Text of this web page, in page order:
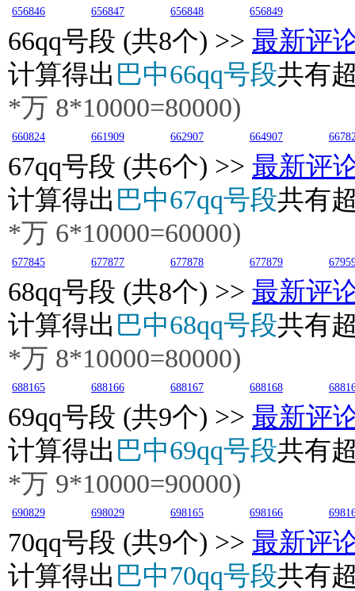
656846
656847 656848 656849
66qq号段 (共8个) >> 最新评
计算得出 巴中66qq号段共有
*万 8*10000=80000)
660824 661909 662907 664907
67qq号段 (共6个) >> 最新评
计算得出 巴中67qq号段共有
*万 6*10000=60000)
677845 677877 677878 677879
68qq号段 (共8个) >> 最新评
计算得出 巴中68qq号段共有
*万 8*10000=80000)
688165 688166 688167 688168
69qq号段 (共9个) >> 最新评
计算得出 巴中69qq号段共有
*万 9*10000=90000)
690829 698029 698165 698166
70qq号段 (共9个) >> 最新评
计算得出 巴中70qq号段共有